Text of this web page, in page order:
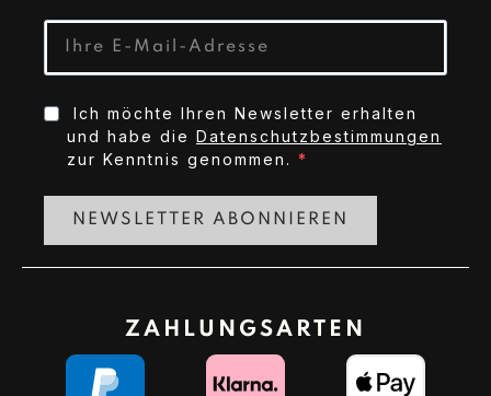
Ich möchte Ihren Newsletter erhalten
und habe die Datenschutzbestimmungen
zur Kenntnis genommen.
NEWSLETTER ABONNIEREN
ZAHLUNGSARTEN